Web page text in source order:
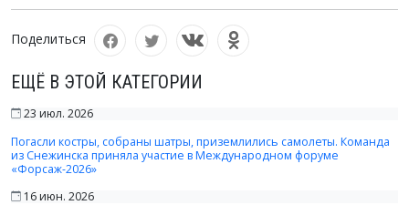
ЕЩЁ В ЭТОЙ КАТЕГОРИИ
23 июл. 2026
Погасли костры, собраны шатры, приземлились самолеты. Команда
из Снежинска приняла участие в Международном форуме
«Форсаж-2026»
16 июн. 2026
Поделиться